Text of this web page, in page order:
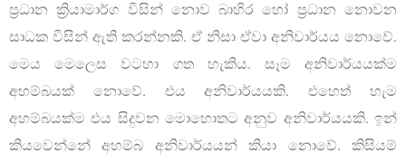
ප්‍රධාන ක්‍රියාමාර්ග විසින් නොව බාහිර හෝ ප්‍රධාන නොවන
සාධක විසින් ඇති කරන්නකි. ඒ නිසා ඒවා අනිවාර්යය නොවේ.
මෙය මෙලෙස වටහා ගත හැකිය. සෑම අනිවාර්යයක්ම
අහම්බයක් නොවේ. එය අනිවාර්යයකි. එහෙත් හැම
අහම්බයක්ම එය සිදුවන මොහොතට අනුව අනිවාර්යයකි. ඉන්
කියවෙන්නේ අහම්බ අනිවාර්යයන් කියා නොවේ. කිසියම්